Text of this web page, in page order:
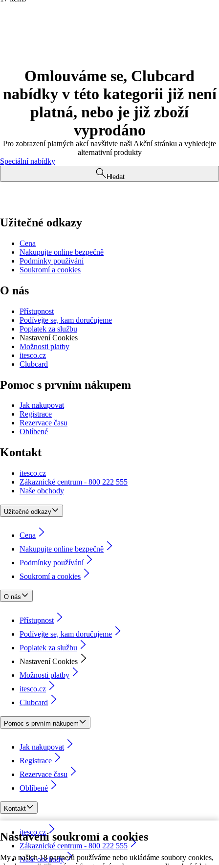
Nastavení soukromí a cookies
My a našich 18 partnerů používáme nebo ukládáme soubory cookies,
Omlouváme se, Clubcard
nabídky v této kategorii již není
platná, nebo je již zboží
vyprodáno
Pro zobrazení platných akcí navštivte naši Akční stránku a vyhledejte
alternativní produkty
Speciální nabídky
Hledat
Užitečné odkazy
Cena
Nakupujte online bezpečně
Podmínky používání
Soukromí a cookies
O nás
Přístupnost
Podívejte se, kam doručujeme
Poplatek za službu
Nastavení Cookies
Možnosti platby
itesco.cz
Clubcard
Pomoc s prvním nákupem
Jak nakupovat
Registrace
Rezervace času
Oblíbené
Kontakt
itesco.cz
Zákaznické centrum - 800 222 555
Naše obchody
Užitečné odkazy
Cena
Nakupujte online bezpečně
Podmínky používání
Soukromí a cookies
O nás
Přístupnost
Podívejte se, kam doručujeme
Poplatek za službu
Nastavení Cookies
Možnosti platby
itesco.cz
Clubcard
Pomoc s prvním nákupem
Jak nakupovat
Registrace
Rezervace času
Oblíbené
Kontakt
itesco.cz
Zákaznické centrum - 800 222 555
Naše obchody